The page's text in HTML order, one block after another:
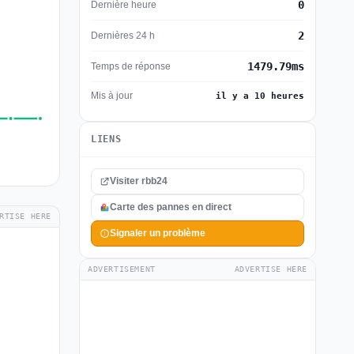
HERE
Dernière heure 0
Dernières 24 h 2
Temps de réponse 1479.79ms
Mis à jour il y a 10 heures
LIENS
Visiter rbb24
Carte des pannes en direct
Signaler un problème
ADVERTISEMENT ADVERTISE HERE